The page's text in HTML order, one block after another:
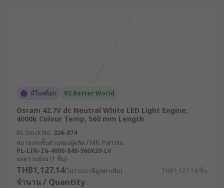
มีในสต็อก RS Better World
Osram 42.7V dc Neutral White LED Light Engine,
4000k Colour Temp, 560 mm Length
RS Stock No. 326-874
หมายเลขชิ้นส่วนของผู้ผลิต / Mfr. Part No.
PL-LIN-Z6-4000-840-560X20-LV
ยอดรวมย่อย (1 ชิ้น)
THB1,127.14(ไม่รวมภาษีมูลค่าเพิ่ม) THB1,127.14/ชิ้น
จำนวน / Quantity